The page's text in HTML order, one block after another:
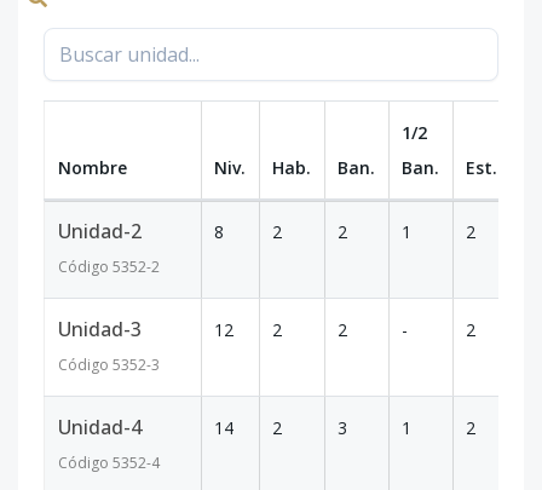
Nombre Niv. Hab. Ban.
1/2
Ban.
Est.
Unidad-2
Código 5352-2
8 2 2 1 2
Unidad-3
Código 5352-3
12 2 2 - 2
Unidad-4
Código 5352-4
14 2 3 1 2